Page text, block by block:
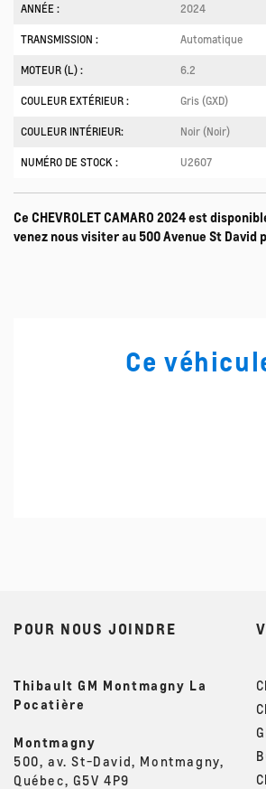
ANNÉE : 2024
TRANSMISSION : Automatique
MOTEUR (L) : 6.2
COULEUR EXTÉRIEUR : Gris (GXD)
COULEUR INTÉRIEUR: Noir (Noir)
NUMÉRO DE STOCK : U2607
Ce CHEVROLET CAMARO 2024 est
venez nous visiter au 500 Avenue St
Ce
POUR NOUS JOINDRE
Thibault GM Montmagny La
Pocatière
Montmagny
500, av. St-David, Montmagny,
Québec, G5V 4P9